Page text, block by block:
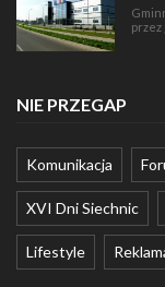
przez
NIE PRZEGAP
Komunikacja
XVI Dni Siechnic
Lifestyle